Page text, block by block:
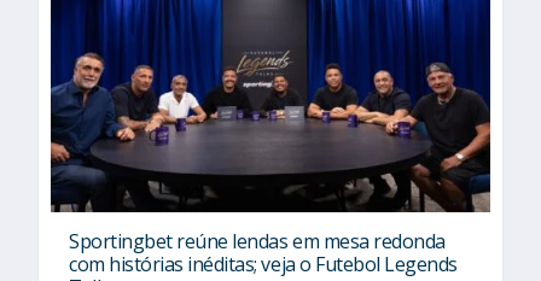
Sportingbet reúne lendas em mesa redonda
com histórias inéditas; veja o Futebol Legends